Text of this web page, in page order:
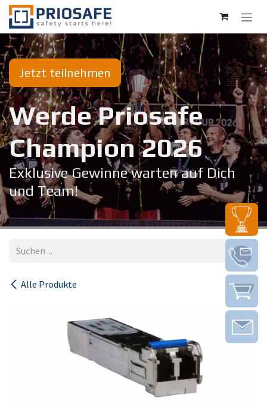
Zum Inhalt springen
Jetzt teilnehmen
Werde Priosafe
Champion 20​26
Exklusive Gewinne warten auf Dich
und Team!
Alle Produkte